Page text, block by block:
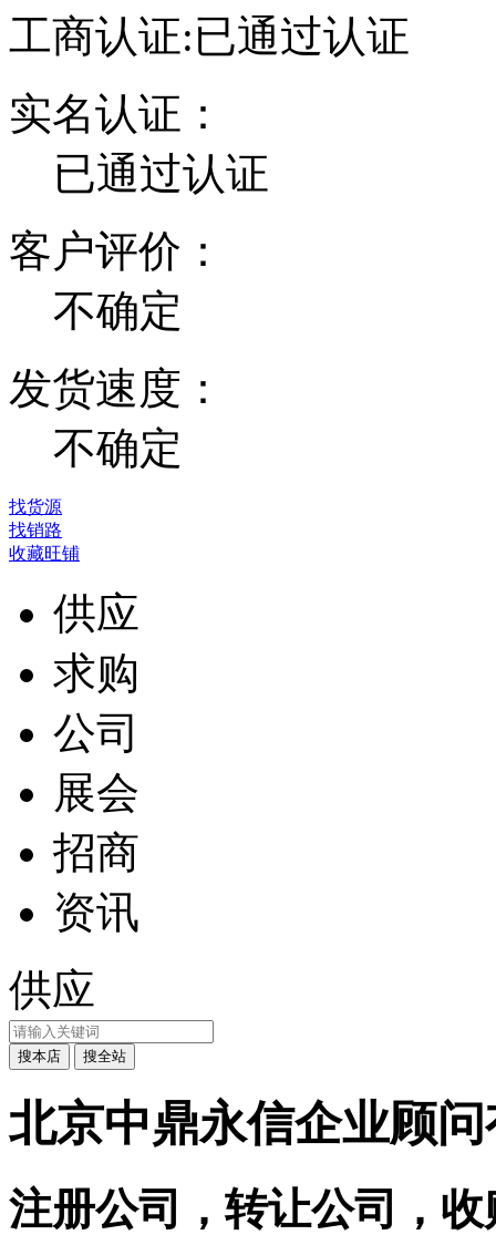
工商认证:已通过认证
实名认证：
已通过认证
客户评价：
不确定
发货速度：
不确定
找货源
找销路
收藏旺铺
供应
求购
公司
展会
招商
资讯
供应
北京中鼎永信企业顾
注册公司，转让公司，